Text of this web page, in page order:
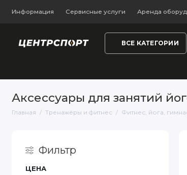
Информация Сервисные услуги Аренда
ВСЕ КАТЕГОРИИ
Аксессуары для занятий
Главная Тренажёры и фитнес Фитнес, йога,
Фильтр
ЦЕНА